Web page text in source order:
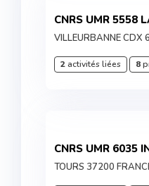
CNRS UMR 5558
VILLEURBANNE CDX
2activités liées 8
CNRS UMR 6035
TOURS 37200